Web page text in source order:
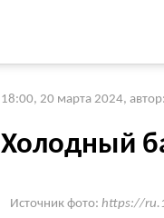
18:00, 20 марта 2024,
Холодный
Источник фото: https://